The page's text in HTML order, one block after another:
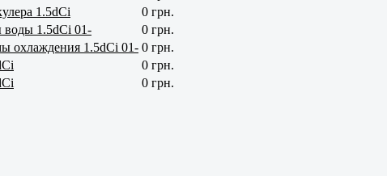
1.5dCi
0 грн.
1.5dCi 01-
0 грн.
охлаждения 1.5dCi 01- 0 грн.
0 грн.
0 грн.